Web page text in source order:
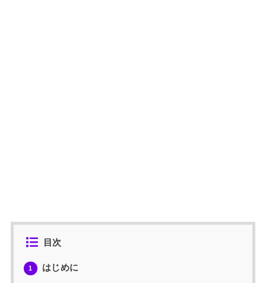
目次
1 はじめに